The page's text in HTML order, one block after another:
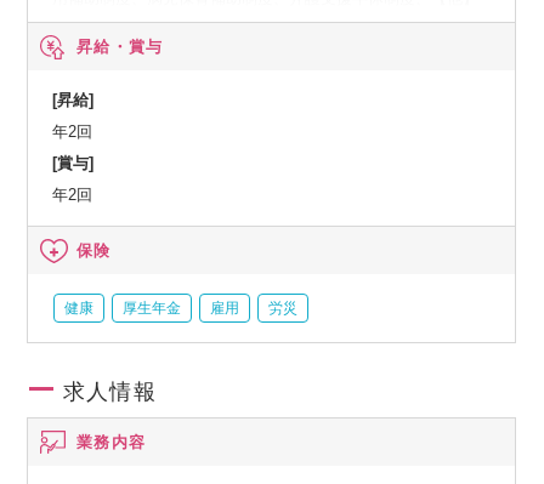
み企業年金（2024年2月より導入予定）※確定給付企業年金
（DB）の一つで、退職金制度も兼ね備えた年金制度です。
昇給・賞与
[昇給]
年2回
[賞与]
年2回
保険
健康 厚生年金 雇用 労災
求人情報
業務内容